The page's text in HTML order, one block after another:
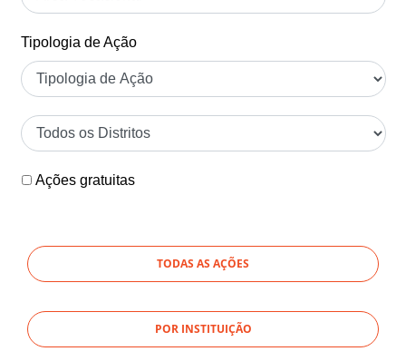
Tipologia de Ação
Ações gratuitas
TODAS AS AÇÕES
POR INSTITUIÇÃO